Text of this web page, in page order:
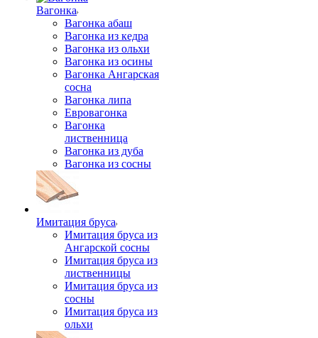
Вагонка
Вагонка абаш
Вагонка из кедра
Вагонка из ольхи
Вагонка из осины
Вагонка Ангарская
сосна
Вагонка липа
Евровагонка
Вагонка
лиственница
Вагонка из дуба
Вагонка из сосны
Имитация бруса
Имитация бруса из
Ангарской сосны
Имитация бруса из
лиственницы
Имитация бруса из
сосны
Имитация бруса из
ольхи